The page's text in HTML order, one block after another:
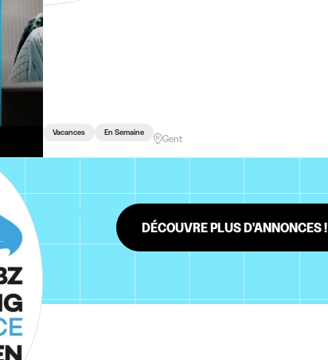
Vacances En Semaine
Gent
DÉCOUVRE PLUS D'ANNONCES !